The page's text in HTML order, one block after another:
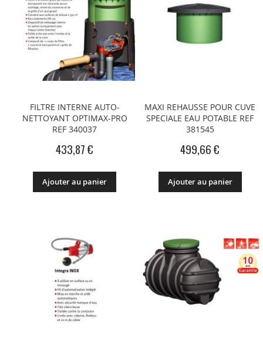
FILTRE INTERNE AUTO-
NETTOYANT OPTIMAX-PRO
REF 340037
433,87 €
Ajouter au panier
MAXI REHAUSSE POUR CUVE
SPECIALE EAU POTABLE REF
381545
499,66 €
Ajouter au panier